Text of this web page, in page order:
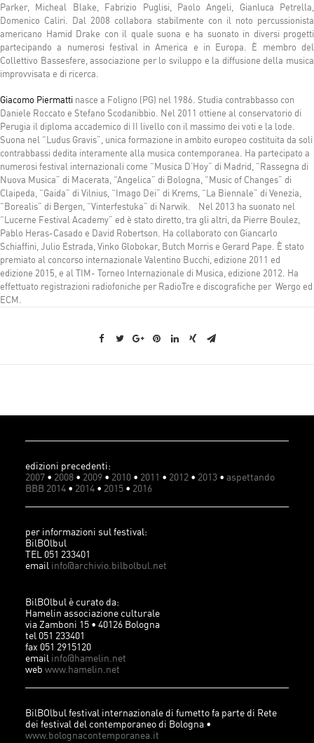
Parker, Micheal Blake, Fabrizio Puglisi, Paolo Angeli, Gianluca Petrella,
Domenico Caliri. Dal 2008 collabora stabilmente con il noto percussionista
americano Hamid Drake con il quale suona e ha suonato in diversi progetti
partecipando a numerosi festival in America e in Europa. È membro del
Collettivo Bassesfere, associazione per lo sviluppo e la diffusione della musica
improvvisata e di ricerca.
Giacomo Piermatti nasce a Foligno (PG) nel 1986. Studia contrabbasso con
Daniele Roccato e Stefano Scodanibbio. Nel 2011 ottiene al conservatorio di
Perugia il diploma accademico di II livello con il massimo dei voti e la lode.
Suona nel “Ludus Gravis”, unica formazione in ambito europeo costituita da soli
contrabbassi dedita interamente alla musica contemporanea. Ha partecipato a
numerosi festival internazionali come “Musica D’Hoy” di Madrid, “Rassegna di
Nuova Musica” di Macerata, “Angelica” di Bologna, “Music of Changes” di
Claipeda, “Gaida” di Vilnius, “Imago Dei” di Krems, “La Biennale” di Venezia,
“Borealis” di Bergen, “Vinterfestuka” di Narwik. Nel 2013 ha suonato nel
“Lucerne Festival Academy” ed è stato diretto, tra gli altri, da Pierre Boulez,
Pablo Heras-Casado e David Robertson. Ha collaborato con Giancarlo
Schiaffini, Julio Estrada, Vinko Globokar, Butch Morris e Gerard Pape. È stato
premiato al concorso internazionale Valentino Bucchi, edizione 2011 ed
edizione 2015, e al TIM- Torneo Internazionale di Musica, edizione 2012. Ha
effettuato registrazioni radiofoniche per RadioTre e discografiche per Wergo ed
ECM.
edizioni precedenti:
2007 • 2008 • 2009 • 2010 • 2011 • 2012 • 2013 • aspettando
BBB 2014 • 2014 • 2015 • 2016
per informazioni sul festival:
BilBOlbul
TEL 051 233401
email info@archivio.bilbolbul.net
BilBOlbul è curato da:
Hamelin associazione culturale
via Zamboni 15 • 40126 Bologna
tel 051 233401
fax 051 2915120
email info@hamelin.net
web www.hamelin.net
BilBOlbul festival internazionale di fumetto fa parte di Rete
dei festival del contemporaneo di Bologna •
www.bolognacontemporanea.it